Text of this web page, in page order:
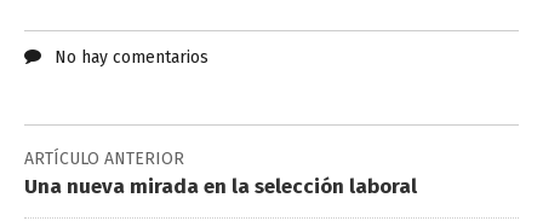
No hay comentarios
ARTÍCULO ANTERIOR
Una nueva mirada en la selección laboral